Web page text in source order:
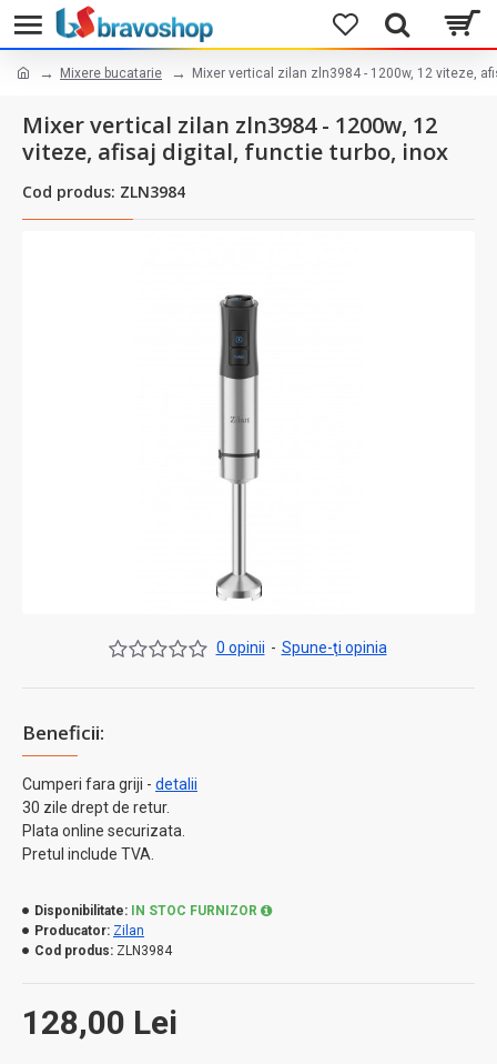
Mixere bucatarie Mixer vertical zilan zln3984 - 1200w, 12 viteze,
Mixer vertical zilan zln3984 - 1200w, 12
viteze, afisaj digital, functie turbo, inox
Cod produs: ZLN3984
Beneficii:
Cumperi fara griji - detalii
30 zile drept de retur.
Plata online securizata.
Pretul include TVA.
0 opinii - Spune-ţi opinia
128,00 Lei
Disponibilitate:
IN STOC FURNIZOR
Producator: Zilan
Cod produs: ZLN3984